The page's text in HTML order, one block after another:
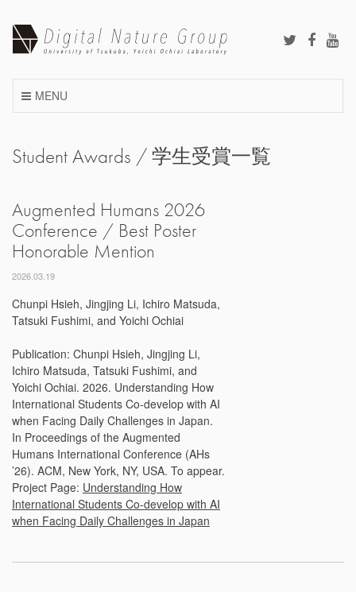
content
MENU
Student Awards / 学生受賞一覧
Augmented Humans 2026
Conference / Best Poster
Honorable Mention
2026.03.19
Chunpi Hsieh, Jingjing Li, Ichiro Matsuda,
Tatsuki Fushimi, and Yoichi Ochiai
Publication: Chunpi Hsieh, Jingjing Li,
Ichiro Matsuda, Tatsuki Fushimi, and
Yoichi Ochiai. 2026. Understanding How
International Students Co-develop with AI
when Facing Daily Challenges in Japan.
In Proceedings of the Augmented
Humans International Conference (AHs
’26). ACM, New York, NY, USA. To appear.
Project Page: Understanding How
International Students Co-develop with AI
when Facing Daily Challenges in Japan